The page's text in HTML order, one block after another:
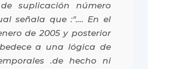
suplicación número
señala que :".... En el
de 2005 y posterior
a una lógica de
.de hecho ni